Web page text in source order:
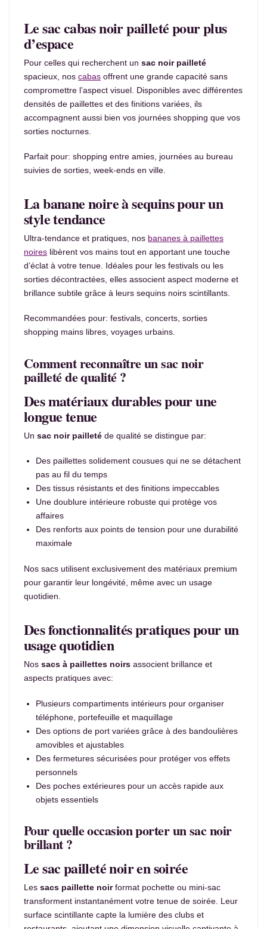
Le sac cabas noir pailleté pour plus
d’espace
Pour celles qui recherchent un sac noir pailleté
spacieux, nos cabas offrent une grande capacité sans
compromettre l’aspect visuel. Disponibles avec différentes
densités de paillettes et des finitions variées, ils
accompagnent aussi bien vos journées shopping que vos
sorties nocturnes.
Parfait pour: shopping entre amies, journées au bureau
suivies de sorties, week-ends en ville.
La banane noire à sequins pour un
style tendance
Ultra-tendance et pratiques, nos bananes à paillettes
noires libèrent vos mains tout en apportant une touche
d’éclat à votre tenue. Idéales pour les festivals ou les
sorties décontractées, elles associent aspect moderne et
brillance subtile grâce à leurs sequins noirs scintillants.
Recommandées pour: festivals, concerts, sorties
shopping mains libres, voyages urbains.
Comment reconnaître un sac noir
pailleté de qualité ?
Des matériaux durables pour une
longue tenue
Un sac noir pailleté de qualité se distingue par:
Des paillettes solidement cousues qui ne se détachent
pas au fil du temps
Des tissus résistants et des finitions impeccables
Une doublure intérieure robuste qui protège vos
affaires
Des renforts aux points de tension pour une durabilité
maximale
Nos sacs utilisent exclusivement des matériaux premium
pour garantir leur longévité, même avec un usage
quotidien.
Des fonctionnalités pratiques pour un
usage quotidien
Nos sacs à paillettes noirs associent brillance et
aspects pratiques avec:
Plusieurs compartiments intérieurs pour organiser
téléphone, portefeuille et maquillage
Des options de port variées grâce à des bandoulières
amovibles et ajustables
Des fermetures sécurisées pour protéger vos effets
personnels
Des poches extérieures pour un accès rapide aux
objets essentiels
Pour quelle occasion porter un sac noir
brillant ?
Le sac pailleté noir en soirée
Les sacs paillette noirformat pochette ou mini-sac
transforment instantanément votre tenue de soirée. Leur
surface scintillante capte la lumière des clubs et